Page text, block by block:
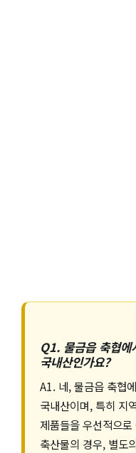
Q1. 물금읍 축협에
국내산인가요?
A1. 네, 물금읍 축협
국내산이며, 특히 지
제품들을 우선적으
축산물의 경우, 별도